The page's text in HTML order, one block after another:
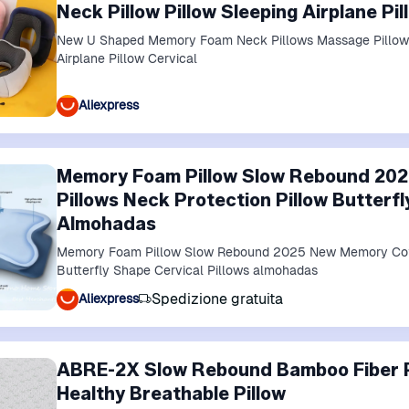
Neck Pillow Pillow Sleeping Airplane
New U Shaped Memory Foam Neck Pillows Massage
Airplane Pillow Cervical
Aliexpress
Memory Foam Pillow Slow Rebound
Pillows Neck Protection Pillow
Almohadas
Memory Foam Pillow Slow Rebound 2025 New Memory
Butterfly Shape Cervical Pillows almohadas
Aliexpress
Spedizione gratuita
ABRE-2X Slow Rebound Bamboo Fiber
Healthy Breathable Pillow